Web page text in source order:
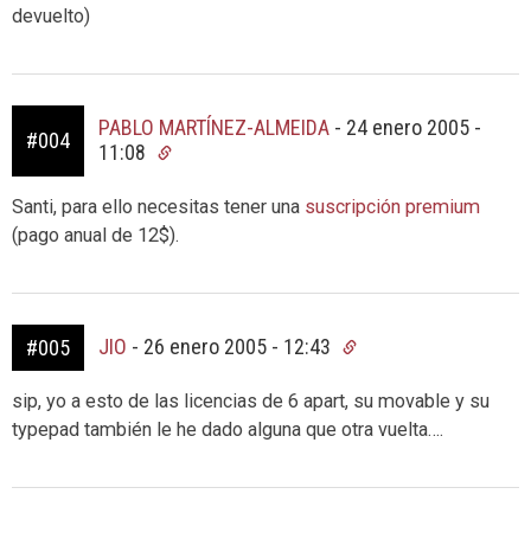
devuelto)
#004
PABLO MARTÍNEZ-ALMEIDA - 24 enero 2005 -
11:08
Santi, para ello necesitas tener una suscripción premium
(pago anual de 12$).
#005 JIO - 26 enero 2005 - 12:43
sip, yo a esto de las licencias de 6 apart, su movable y su
typepad también le he dado alguna que otra vuelta….